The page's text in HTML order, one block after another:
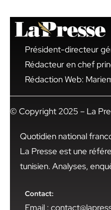
Président-directeur
Rédacteur en chef
Rédaction Web:
© Copyright 2025 – La
Quotidien national
La Presse est une
tunisien. Analyses,
Contact:
Email :